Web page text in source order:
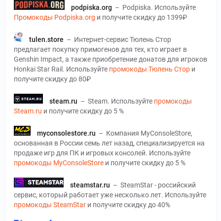
podpiska.org – Podpiska. Используйте
Промокоды Podpiska.org и получите скидку до 1399₽
tulen.store – Интернет-сервис Тюлень Стор
предлагает покупку примогенов для тех, кто играет в
Genshin Impact, а также приобретение донатов для игроков
Honkai Star Rail. Используйте промокоды Тюлень Стор и
получите скидку до 80₽
steam.ru – Steam. Используйте промокоды
Steam.ru и получите скидку до 5 %
myconsolestore.ru – Компания MyConsoleStore,
основанная в России семь лет назад, специализируется на
продаже игр для ПК и игровых консолей. Используйте
промокоды MyConsoleStore и получите скидку до 5 %
steamstar.ru –SteamStar - российский
сервис, который работает уже несколько лет. Используйте
промокоды SteamStar и получите скидку до 40%